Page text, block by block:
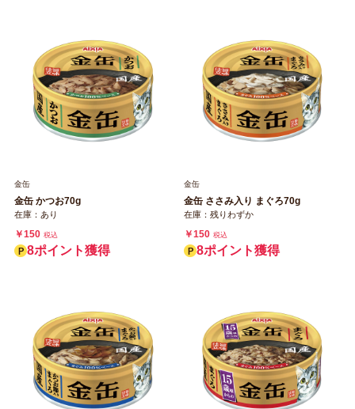
金缶
金缶 かつお70g
在庫：あり
￥150 税込
8ポイント獲得
金缶
金缶 ささみ入り まぐろ70g
在庫：残りわずか
￥150 税込
8ポイント獲得